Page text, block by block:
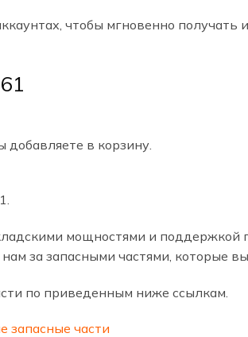
чтобы мгновенно
в корзину.
мощностями и поддержкой
нам за запасными частями, которые
по приведенным ниже ссылкам.
запасные части